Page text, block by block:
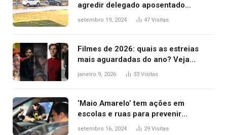
agredir delegado aposentado
durante confusão no trânsito
setembro 19, 2024 47 Visitas
Filmes de 2026: quais as estreias
mais aguardadas do ano? Veja
principais lançamentos do cinema
janeiro 9, 2026 33 Visitas
‘Maio Amarelo’ tem ações em
escolas e ruas para prevenir
acidentes no trânsito no AP
setembro 16, 2024 29 Visitas